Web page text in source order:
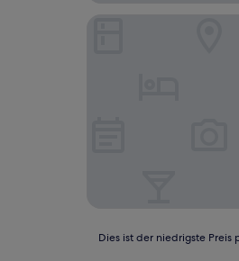
Dies
Dies ist der niedrigste